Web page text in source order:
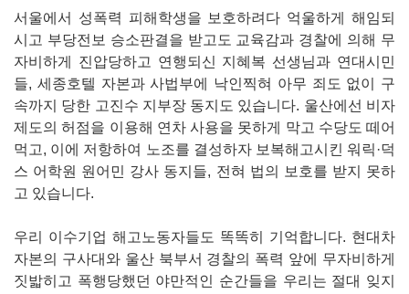
서울에서 성폭력 피해학생을 보호하려다 억울하게 해임되
시고 부당전보 승소판결을 받고도 교육감과 경찰에 의해 무
자비하게 진압당하고 연행되신 지혜복 선생님과 연대시민
들, 세종호텔 자본과 사법부에 낙인찍혀 아무 죄도 없이 구
속까지 당한 고진수 지부장 동지도 있습니다. 울산에선 비자
제도의 허점을 이용해 연차 사용을 못하게 막고 수당도 떼어
먹고, 이에 저항하여 노조를 결성하자 보복해고시킨 워릭·덕
스 어학원 원어민 강사 동지들, 전혀 법의 보호를 받지 못하
고 있습니다.
​우리 이수기업 해고노동자들도 똑똑히 기억합니다. 현대차
자본의 구사대와 울산 북부서 경찰의 폭력 앞에 무자비하게
짓밟히고 폭행당했던 야만적인 순간들을 우리는 절대 잊지